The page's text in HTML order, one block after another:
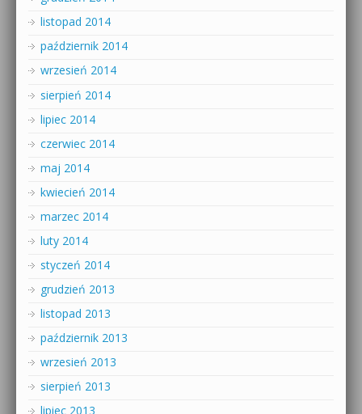
listopad 2014
październik 2014
wrzesień 2014
sierpień 2014
lipiec 2014
czerwiec 2014
maj 2014
kwiecień 2014
marzec 2014
luty 2014
styczeń 2014
grudzień 2013
listopad 2013
październik 2013
wrzesień 2013
sierpień 2013
lipiec 2013